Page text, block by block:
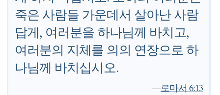
죽은 사람들 가운데서 살아난 사람
답게, 여러분을 하나님께 바치고,
여러분의 지체를 의의 연장으로 하
나님께 바치십시오.
—로마서 6:13